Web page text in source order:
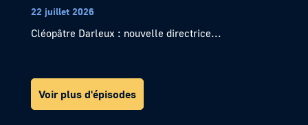
22 juillet 2026
Cléopâtre Darleux : nouvelle directrice...
Voir plus d'épisodes